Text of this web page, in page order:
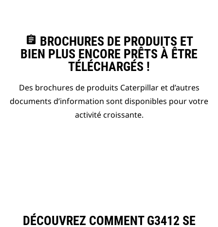
assignment BROCHURES DE PRODUITS ET
BIEN PLUS ENCORE PRÊTS À ÊTRE
TÉLÉCHARGÉS !
Des brochures de produits Caterpillar et d’autres
documents d’information sont disponibles pour votre
activité croissante.
DÉCOUVREZ COMMENT G3412 SE